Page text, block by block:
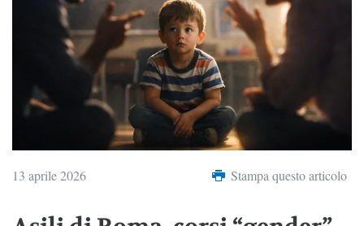
13 aprile 2026 Stampa questo articolo